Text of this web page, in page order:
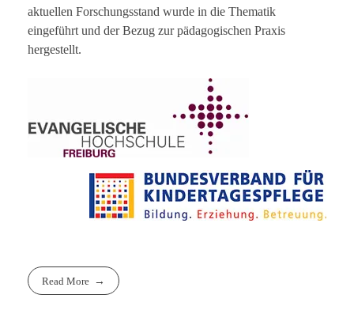
aktuellen Forschungsstand wurde in die Thematik
eingeführt und der Bezug zur pädagogischen Praxis
hergestellt.
Read More